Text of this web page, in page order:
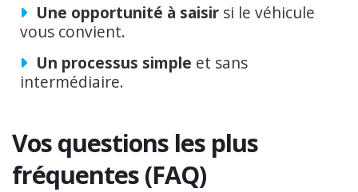
Une opportunité à saisir si le véhicule
vous convient.
Un processus simple et sans
intermédiaire.
Vos questions les plus
fréquentes (FAQ)